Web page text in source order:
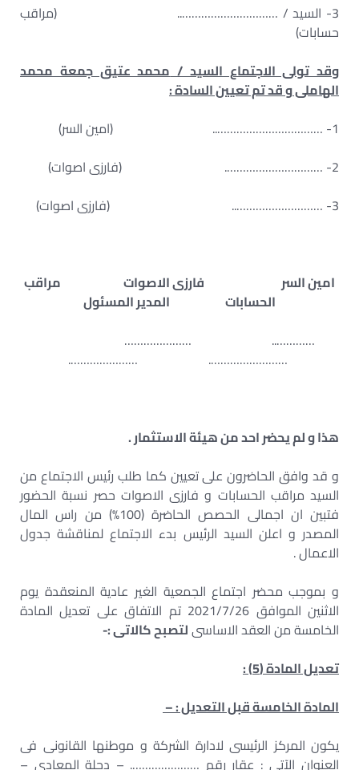
3- السيد / ………………………….. (مراقب
حسابات)
وقد تولى الاجتماع السيد /محمد عتيق جمعة محمد
الهاملىو قد تم تعيين السادة :
1- …………………………….. (امين السر)
2- …………………………. (فارزى اصوات)
3- ……………………….. (فارزى اصوات)
امين السر فارزى الاصوات مراقب
الحسابات المدير المسئول
………….. …………………
……………………. ………………….
هذا و لم يحضر احد من هيئة الاستثمار .
و قد وافق الحاضرون على تعيين كما طلب رئيس الاجتماع من
السيد مراقب الحسابات و فارزى الاصوات حصر نسبة الحضور
فتبين ان اجمالى الحصص الحاضرة (100%) من راس المال
المصدر و اعلن السيد الرئيس بدء الاجتماع لمناقشة جدول
الاعمال .
و بموجب محضر اجتماع الجمعية الغير عادية المنعقدة يوم
الاثنين الموافق 2021/7/26 تم الاتفاق على تعديل المادة
الخامسة من العقد الاساسىلتصبح كالاتى :-
تعديل المادة (5) :
المادة الخامسة قبل التعديل : –
يكون المركز الرئيسى لادارة الشركة و موطنها القانونى فى
العنوان الآتى : عقار رقم …………………. – دجلة المعادى –